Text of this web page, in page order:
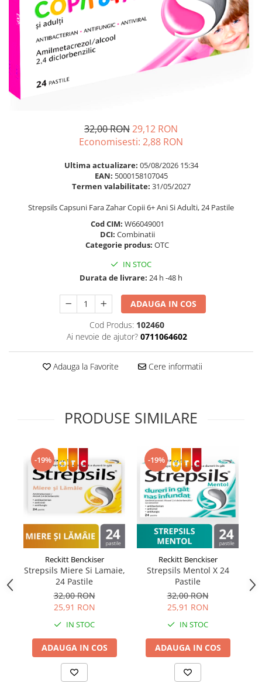
Omega 3
Par si unghii
Probiotice si prebiotice
Prostata
Sanatate urinara
Slabire si control greutate
Somn stres si anxietate
Supliment Calciu
Supliment Complexe
Supliment Vitamina D3
Tincturi si Gemoderivate
Vitamine si minerale
Ingrijire par
Balsam masca si tratament
Produse cu SPF Pentru Fata
Repelenti insecte
32,00 RON29,12 RON
Economisesti: 2,88 RON
Ultima actualizare: 05/08/2026 15:34
EAN: 5000158107045
Termen valabilitate: 31/05/2027
Strepsils Capsuni Fara Zahar Copii 6+ Ani Si Adulti, 24 Pastile
Cod CIM: W66049001
DCI: Combinatii
Categorie produs: OTC
IN STOC
Durata de livrare: 24 h -48 h
ADAUGA IN COS
Cod Produs: 102460
Ai nevoie de ajutor? 0711064602
Adauga la Favorite Cere informatii
PRODUSE SIMILARE
-19%
Reckitt Benckiser
Strepsils Miere Si Lamaie,
24 Pastile
32,00 RON
25,91 RON
IN STOC
ADAUGA IN COS
-19%
Reckitt Benckiser
Strepsils Mentol X 24
Pastile
32,00 RON
25,91 RON
IN STOC
ADAUGA IN COS